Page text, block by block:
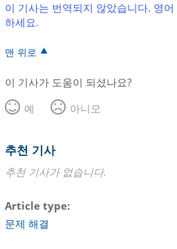
이 기사는 번역되지 않았습니다. 영
하세요.
맨 위로
이 기사가 도움이 되셨나요?
예
아니오
추천 기사
추천 기사가 없습니다.
Article type
문제 해결